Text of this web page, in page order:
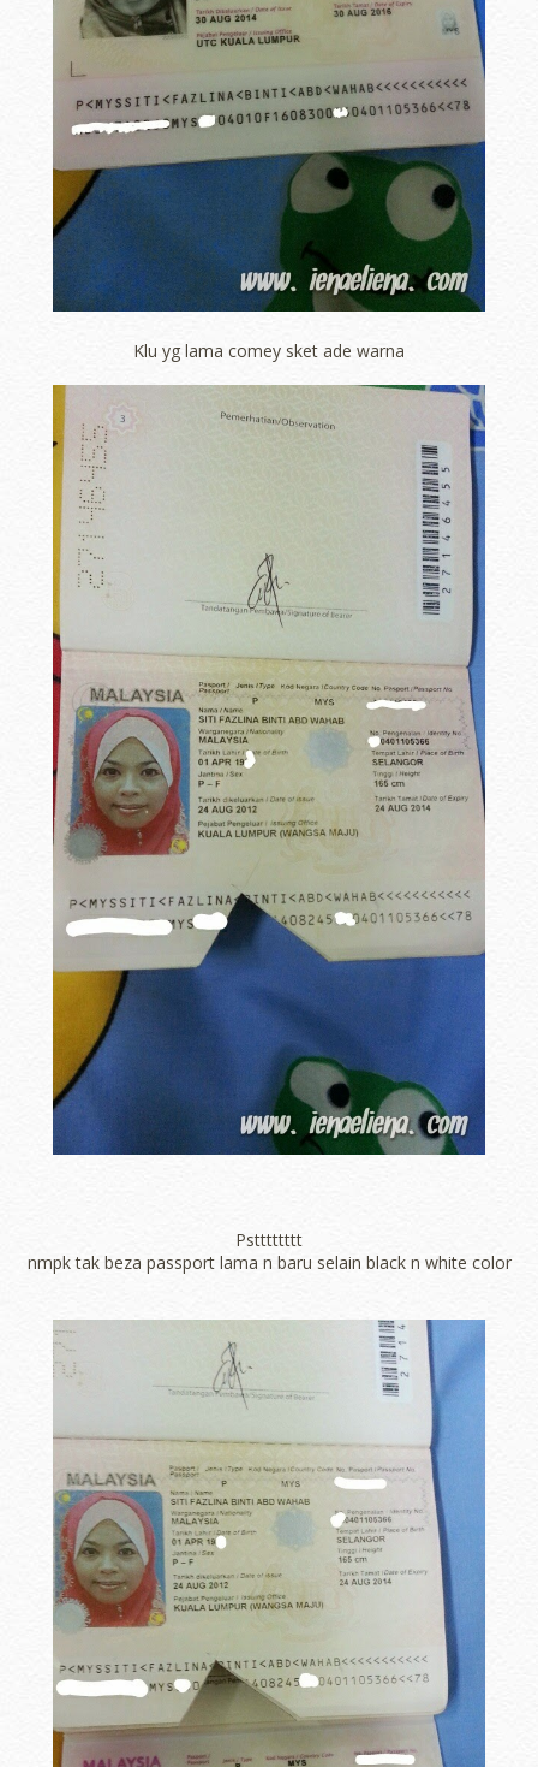
Klu yg lama comey sket ade warna
Pstttttttt
nmpk tak beza passport lama n baru selain black n white color